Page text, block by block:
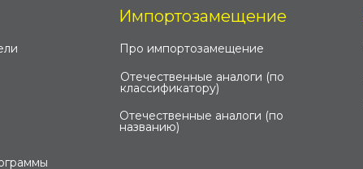
Отечественные аналоги (по
названию)
Про импортозамещение
Импортозамещение
Отечественные аналоги (по
классификатору)